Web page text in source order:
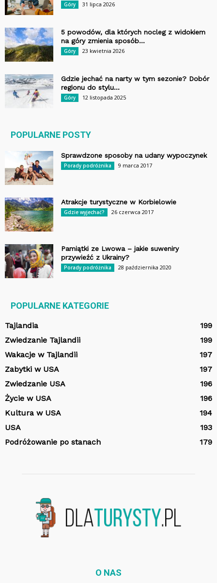
Góry 31 lipca 2026
5 powodów, dla których nocleg z widokiem
na góry zmienia sposób...
Góry 23 kwietnia 2026
Gdzie jechać na narty w tym sezonie? Dobór
regionu do stylu...
Góry 12 listopada 2025
POPULARNE POSTY
Sprawdzone sposoby na udany wypoczynek
Porady podróżnika 9 marca 2017
Atrakcje turystyczne w Korbielowie
Gdzie wyjechać? 26 czerwca 2017
Pamiątki ze Lwowa – jakie suweniry
przywieźć z Ukrainy?
Porady podróżnika 28 października 2020
POPULARNE KATEGORIE
Tajlandia
199
Zwiedzanie Tajlandii
199
Wakacje w Tajlandii
197
Zabytki w USA
197
Zwiedzanie USA
196
Życie w USA
196
Kultura w USA
194
USA
193
Podróżowanie po stanach
179
O NAS